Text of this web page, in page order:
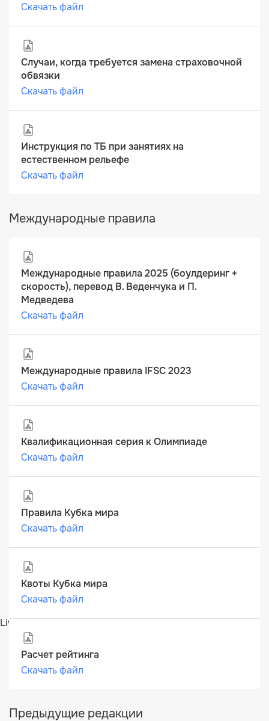
Live-ставки на олимпийские игры
Скачать файл
Случаи, когда требуется замена страховочной
обвязки
Скачать файл
Инструкция по ТБ при занятиях на
естественном рельефе
Скачать файл
Международные правила
Международные правила 2025 (боулдеринг +
скорость), перевод В. Веденчука и П.
Медведева
Скачать файл
Международные правила IFSC 2023
Скачать файл
Квалификационная серия к Олимпиаде
Скачать файл
Правила Кубка мира
Скачать файл
Квоты Кубка мира
Скачать файл
Расчет рейтинга
Скачать файл
Предыдущие редакции